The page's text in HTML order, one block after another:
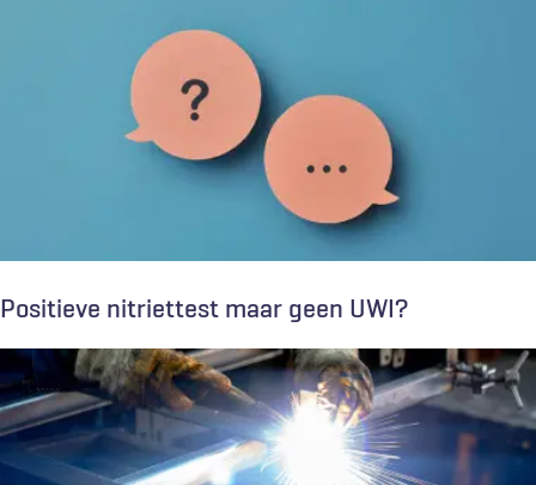
Positieve nitriettest maar geen UWI?